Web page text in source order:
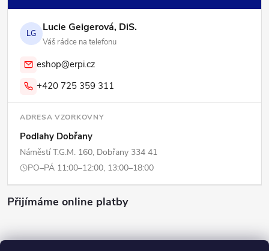
LG Lucie Geigerová, DiS.
Váš rádce na telefonu
eshop@erpi.cz
+420 725 359 311
ADRESA VZORKOVNY
Podlahy Dobřany
Náměstí T.G.M. 160, Dobřany 334 41
PO–PÁ 11:00–12:00, 13:00–18:00
Přijímáme online platby